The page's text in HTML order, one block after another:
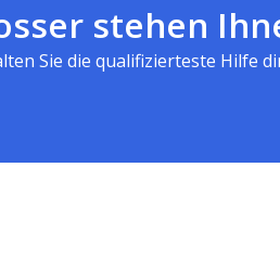
stehen
Sie die qualifizierteste Hilfe